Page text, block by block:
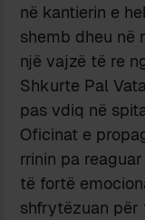
në kantierin e
shemb dheu në
një vajzë të re
Shkurte Pal
pas vdiq në
Oficinat e
rrinin pa
të fortë
shfrytëzuan